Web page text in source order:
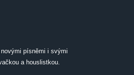
písněmi i svými
a houslistkou.